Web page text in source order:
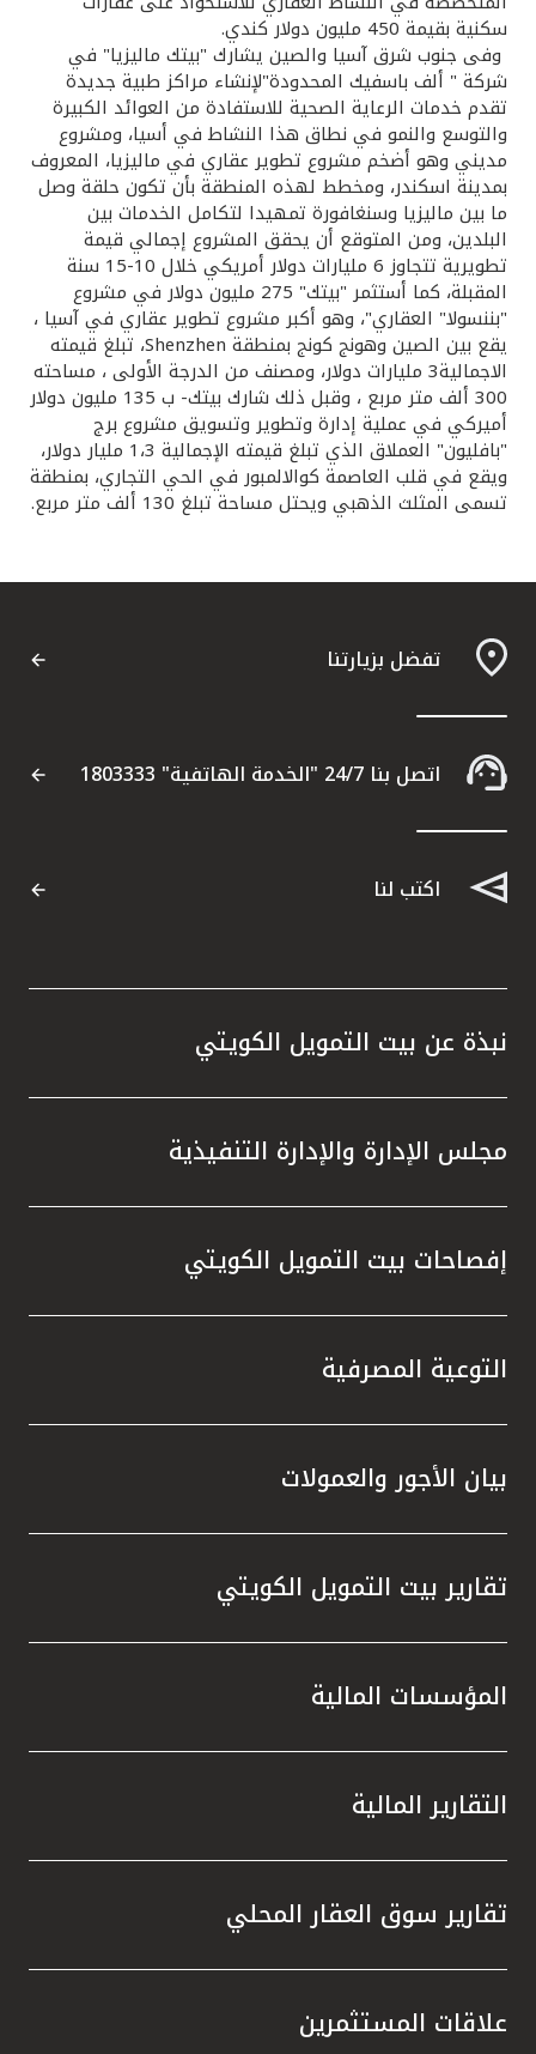
سكنية بقيمة 450 مليون دولار كندي.
وفى جنوب شرق آسيا والصين يشارك "بيتك ماليزيا" في
شركة " ألف باسفيك المحدودة"لإنشاء مراكز طبية جديدة
تقدم خدمات الرعاية الصحية للاستفادة من العوائد الكبيرة
والتوسع والنمو في نطاق هذا النشاط في أسيا، ومشروع
مديني وهو أضخم مشروع تطوير عقاري في ماليزيا، المعروف
بمدينة اسكندر، ومخطط لهذه المنطقة بأن تكون حلقة وصل
ما بين ماليزيا وسنغافورة تمهيدا لتكامل الخدمات بين
البلدين، ومن المتوقع أن يحقق المشروع إجمالي قيمة
تطويرية تتجاوز 6 مليارات دولار أمريكي خلال 10-15 سنة
المقبلة، كما أستثمر "بيتك" 275 مليون دولار في مشروع
"بننسولا" العقاري"، وهو أكبر مشروع تطوير عقاري في آسيا ،
يقع بين الصين وهونج كونج بمنطقة Shenzhen، تبلغ قيمته
الاجمالية3 مليارات دولار، ومصنف من الدرجة الأولى ، مساحته
300 ألف متر مربع ، وقبل ذلك شارك بيتك- ب 135 مليون دولار
أميركي في عملية إدارة وتطوير وتسويق مشروع برج
"بافليون" العملاق الذي تبلغ قيمته الإجمالية 1،3 مليار دولار،
ويقع في قلب العاصمة كوالالمبور في الحي التجاري، بمنطقة
تسمى المثلث الذهبي ويحتل مساحة تبلغ 130 ألف متر مربع.
تفضل بزيارتنا
اتصل بنا 24/7 "الخدمة الهاتفية" 1803333
اكتب لنا
نبذة عن بيت التمويل الكويتي
مجلس الإدارة والإدارة التنفيذية
إفصاحات بيت التمويل الكويتي
التوعية المصرفية
بيان الأجور والعمولات
تقارير بيت التمويل الكويتي
المؤسسات المالية
التقارير المالية
تقارير سوق العقار المحلي
علاقات المستثمرين